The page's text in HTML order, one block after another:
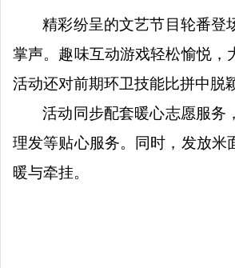
精彩纷呈的文艺节目轮番登
掌声。趣味互动游戏轻松愉悦，
活动还对前期环卫技能比拼中脱
活动同步配套暖心志愿服务
理发等贴心服务。同时，发放米
暖与牵挂。